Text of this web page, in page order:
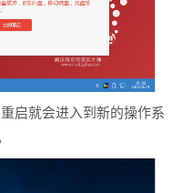
就会进入到新的操作系